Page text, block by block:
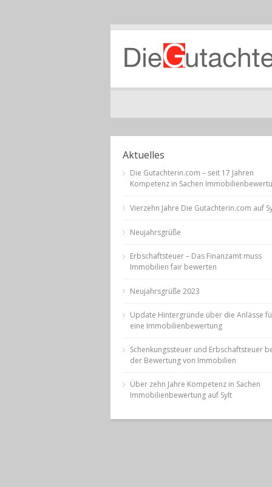
Aktuelles
Die Gutachterin.com – seit 17 Jahren
Kompetenz in Sachen
Vierzehn Jahre Die Gutachterin.com auf
Neujahrsgrüße
Erbschaftsteuer – Das Finanzamt muss
Immobilien fair bewerten
Neujahrsgrüße 2023
Update Hintergründe über die Anlässe
eine Immobilienbewertung
Schenkungssteuer und Erbschaftsteuer
der Bewertung von Immobilien
Über zehn Jahre Kompetenz in Sachen
Immobilienbewertung auf Sylt